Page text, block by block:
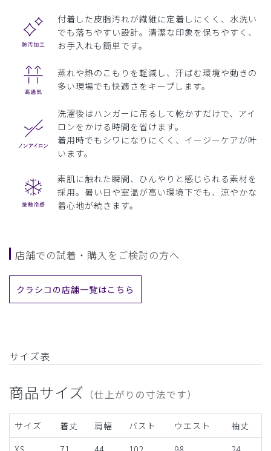
付着した皮脂汚れが繊維に定着しにくく、水洗い
でも落ちやすい設計。清潔な印象を保ちやすく、
お手入れも簡単です。
蒸れや熱のこもりを軽減し、汗ばむ環境や動きの
多い現場でも快適さをキープします。
洗濯後はハンガーに吊るして乾かすだけで、アイ
ロンをかける時間を省けます。
着用時でもシワになりにくく、イージーケアが叶
います。
素肌に触れた瞬間、ひんやりと感じられる素材を
採用。暑い日や室温が高い環境下でも、涼やかな
着心地が続きます。
店舗での試着・購入をご検討の方へ
クラシコの店舗一覧はこちら
サイズ表
商品サイズ （仕上がりの寸法です）
サイズ 着丈 肩幅 バスト ウエスト
袖丈